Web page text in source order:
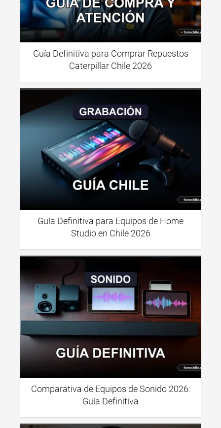
Guía Definitiva para Comprar Repuestos
Caterpillar Chile 2026
Guía Definitiva para Equipos de Home
Studio en Chile 2026
Comparativa de Equipos de Sonido 2026:
Guía Definitiva